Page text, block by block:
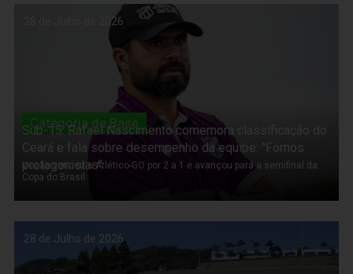
28 de Julho de 2026
Categoria de Base
Sub-15: Rafael Nascimento comemora classificação do
Ceará e fala sobre desempenho da equipe: "Fomos
protagonistas"
Vozão venceu o Atlético-GO por 2 a 1 e avançou para a semifinal da
Copa do Brasil
28 de Julho de 2026